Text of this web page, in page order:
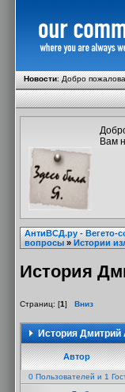
Новости:Добро
Вам
АнтиВСД.ру - Вегето-
вопросы»Истории
История
Страниц: [1] Вниз
История Дмитрий
Автор
0 Пользователей и 1